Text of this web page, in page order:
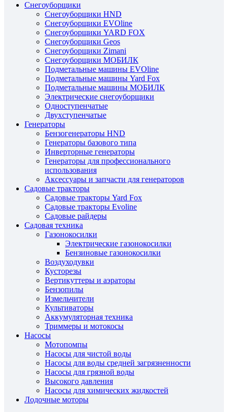
Снегоуборщики
Снегоуборщики HND
Снегоуборщики EVOline
Снегоуборщики YARD FOX
Снегоуборщики Geos
Снегоуборщики Zimani
Снегоуборщики МОБИЛК
Подметальные машины EVOline
Подметальные машины Yard Fox
Подметальные машины МОБИЛК
Электрические снегоуборщики
Одноступенчатые
Двухступенчатые
Генераторы
Бензогенераторы HND
Генераторы базового типа
Инверторные генераторы
Генераторы для профессионального
использования
Аксессуары и запчасти для генераторов
Садовые тракторы
Садовые тракторы Yard Fox
Садовые тракторы Evoline
Садовые райдеры
Садовая техника
Газонокосилки
Электрические газонокосилки
Бензиновые газонокосилки
Воздуходувки
Кусторезы
Вертикуттеры и аэраторы
Бензопилы
Измельчители
Культиваторы
Аккумуляторная техника
Триммеры и мотокосы
Насосы
Мотопомпы
Насосы для чистой воды
Насосы для воды средней загрязненности
Насосы для грязной воды
Высокого давления
Насосы для химических жидкостей
Лодочные моторы